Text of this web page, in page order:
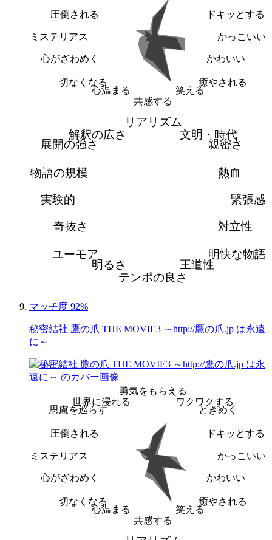
ドキッとする
かっこいい
かわいい
癒やされる
笑える
共感する
心温まる
切なくなる
心がざわめく
ミステリアス
圧倒される
リアリズム
文明・時代
親密さ
熱血
緊張感
対立性
明快な物語
王道性
テンポの良さ
明るさ
ユーモア
奇抜さ
実験的
物語の規模
展開の強さ
解釈の広さ
マッチ度 92%
秘密結社 鷹の爪 THE MOVIE3 ～http://鷹の爪.jp は永遠
に～
勇気をもらえる
ワクワクする
ときめく
ドキッとする
かっこいい
かわいい
癒やされる
笑える
共感する
心温まる
切なくなる
心がざわめく
ミステリアス
圧倒される
思慮を巡らす
世界に浸れる